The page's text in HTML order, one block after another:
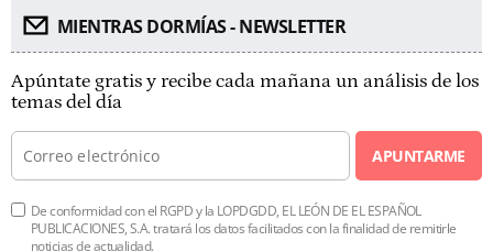
MIENTRAS DORMÍAS - NEWSLETTER
Apúntate gratis y recibe cada mañana un análisis de los
temas del día
APUNTARME
De conformidad con el RGPD y la LOPDGDD, EL LEÓN DE EL ESPAÑOL
PUBLICACIONES, S.A. tratará los datos facilitados con la finalidad de remitirle
noticias de actualidad.